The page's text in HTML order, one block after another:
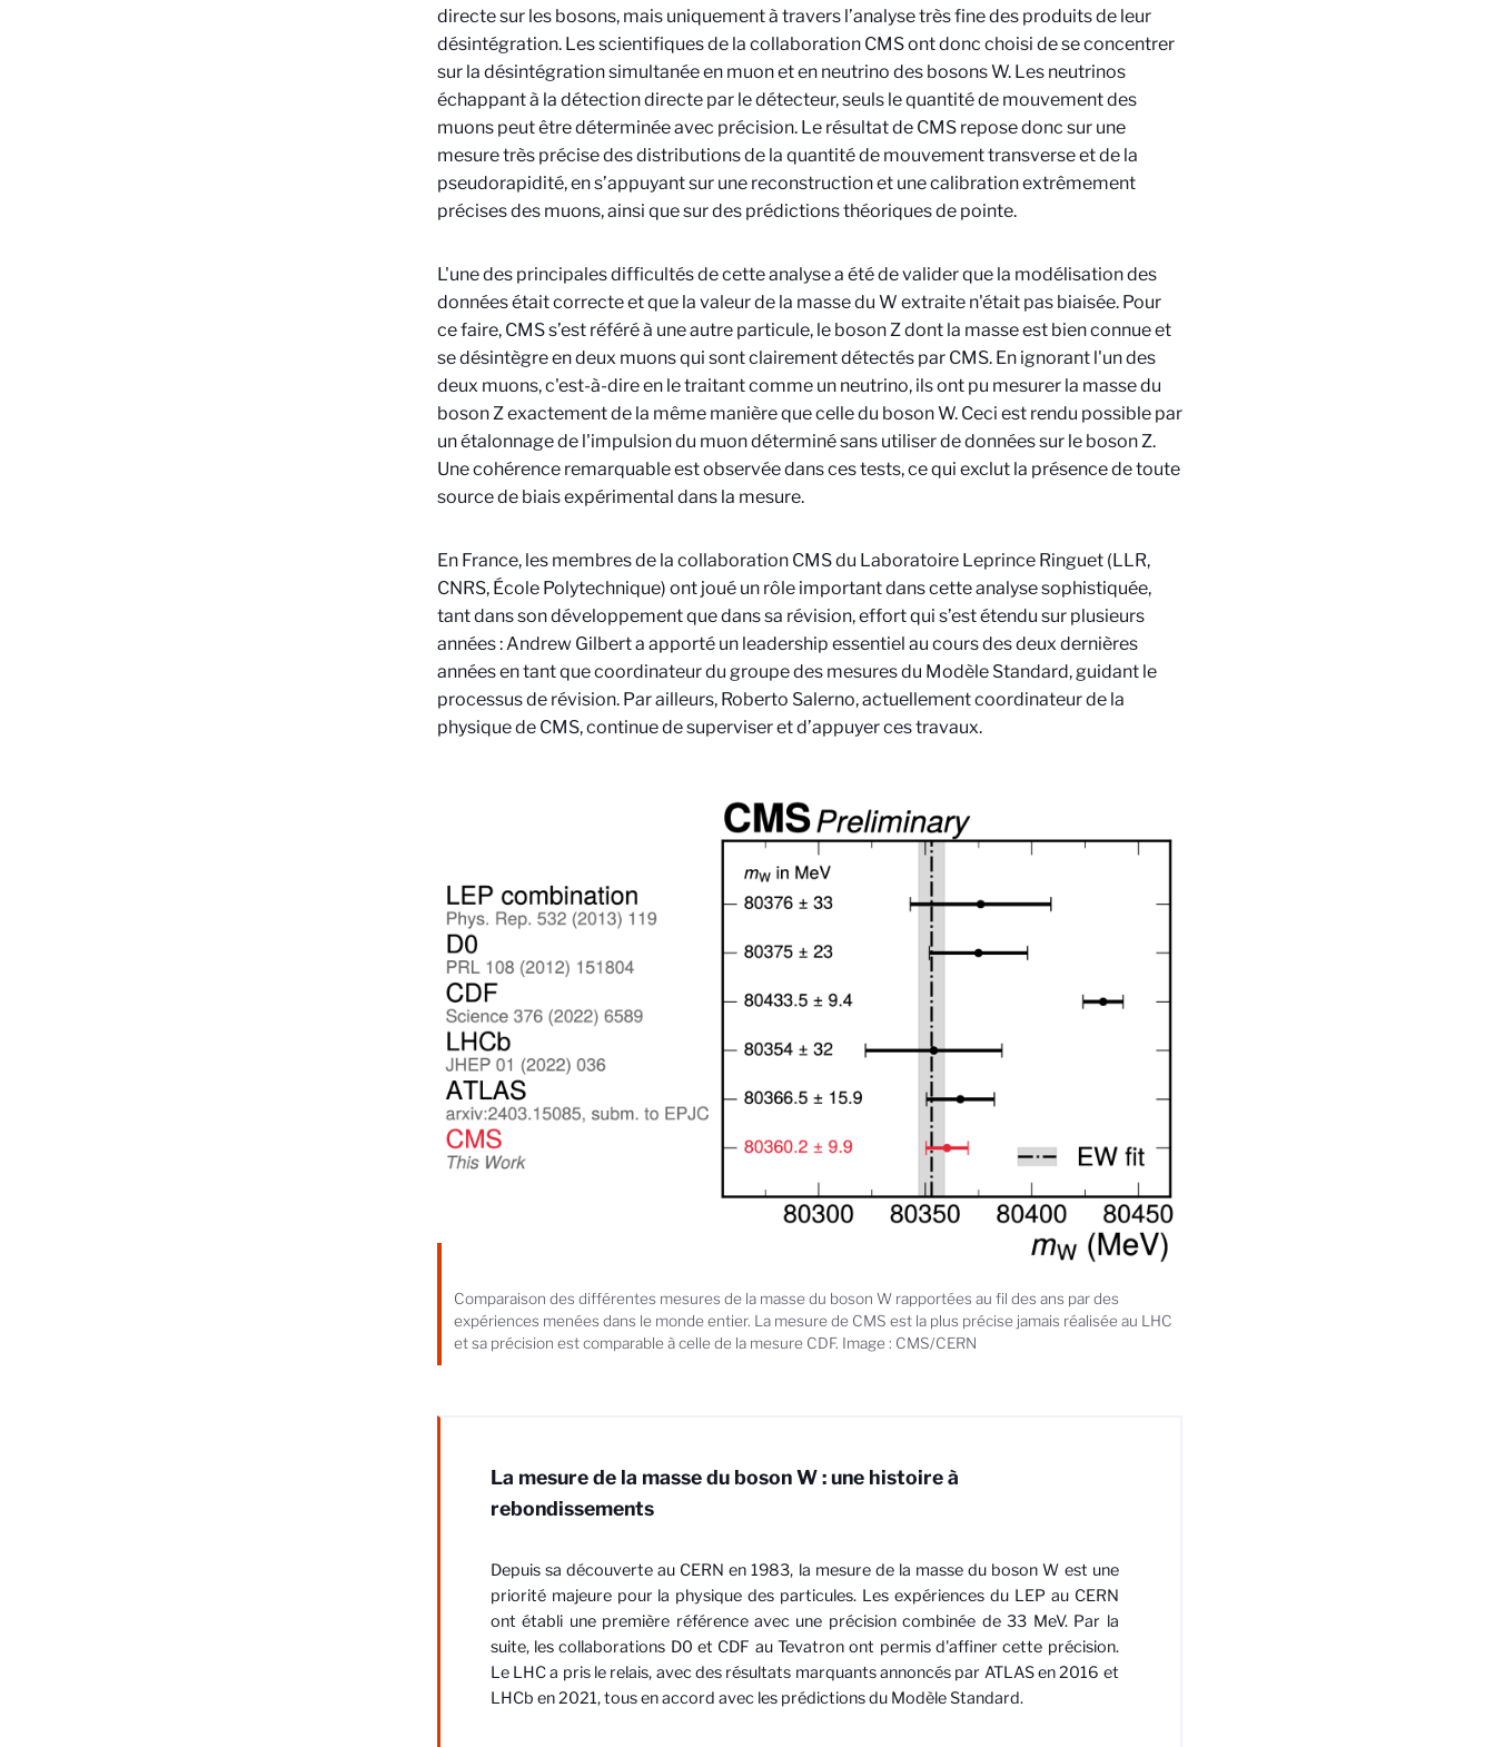
directe sur les bosons, mais uniquement à travers l’analyse très fine des produits de leur
désintégration. Les scientifiques de la collaboration CMS ont donc choisi de se concentrer
sur la désintégration simultanée en muon et en neutrino des bosons W. Les neutrinos
échappant à la détection directe par le détecteur, seuls le quantité de mouvement des
muons peut être déterminée avec précision. Le résultat de CMS repose donc sur une
mesure très précise des distributions de la quantité de mouvement transverse et de la
pseudorapidité, en s’appuyant sur une reconstruction et une calibration extrêmement
précises des muons, ainsi que sur des prédictions théoriques de pointe.
L'une des principales difficultés de cette analyse a été de valider que la modélisation des
données était correcte et que la valeur de la masse du W extraite n'était pas biaisée. Pour
ce faire, CMS s’est référé à une autre particule, le boson Z dont la masse est bien connue et
se désintègre en deux muons qui sont clairement détectés par CMS. En ignorant l'un des
deux muons, c'est-à-dire en le traitant comme un neutrino, ils ont pu mesurer la masse du
boson Z exactement de la même manière que celle du boson W. Ceci est rendu possible par
un étalonnage de l'impulsion du muon déterminé sans utiliser de données sur le boson Z.
Une cohérence remarquable est observée dans ces tests, ce qui exclut la présence de toute
source de biais expérimental dans la mesure.
En France, les membres de la collaboration CMS du Laboratoire Leprince Ringuet (LLR,
CNRS, École Polytechnique) ont joué un rôle important dans cette analyse sophistiquée,
tant dans son développement que dans sa révision, effort qui s’est étendu sur plusieurs
années : Andrew Gilbert a apporté un leadership essentiel au cours des deux dernières
années en tant que coordinateur du groupe des mesures du Modèle Standard, guidant le
processus de révision. Par ailleurs, Roberto Salerno, actuellement coordinateur de la
physique de CMS, continue de superviser et d’appuyer ces travaux.
Comparaison des différentes mesures de la masse du boson W rapportées au fil des ans par des
expériences menées dans le monde entier. La mesure de CMS est la plus précise jamais réalisée au LHC
et sa précision est comparable à celle de la mesure CDF. Image : CMS/CERN
La mesure de la masse du boson W : une histoire à
rebondissements
Depuis sa découverte au CERN en 1983, la mesure de la masse du boson W est une
priorité majeure pour la physique des particules. Les expériences du LEP au CERN
ont établi une première référence avec une précision combinée de 33 MeV. Par la
suite, les collaborations D0 et CDF au Tevatron ont permis d'affiner cette précision.
Le LHC a pris le relais, avec des résultats marquants annoncés par ATLAS en 2016 et
LHCb en 2021, tous en accord avec les prédictions du Modèle Standard.